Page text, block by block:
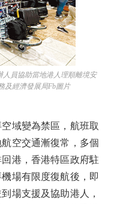
員協助當地港人理順離境安
及經濟發展局Fb圖片
域變為禁區，航班取
空交通漸復常，多個
港，香港特區政府駐
場有限度復航後，即
場支援及協助港人，